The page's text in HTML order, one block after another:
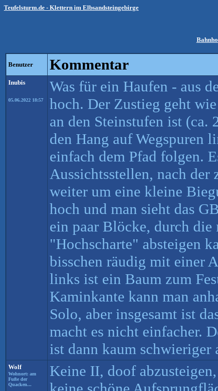
Teufelsturm.de - Klettern im Elbsandsteingebirge
Benutzer Kommentar
Inubis
05.06.2022 18:57
Was für ein Haufen - aus
hoch. Der Zustieg geht
an den Steinstufen ist (ca.
den Hang auf Wegspuren
einfach dem Pfad folgen.
Aussichtsstellen, nach der
weiter um eine kleine
hoch und man sieht das
ein paar Blöcke, durch
"Hochscharte" absteigen
bisschen räudig mit einer
links ist ein Baum zum
Kaminkante kann man
Solo, aber insgesamt ist
macht es nicht einfacher.
ist dann kaum schwieriger
Wolf
Wohnort: am
Fuße der
Quacken...
Keine II, doof